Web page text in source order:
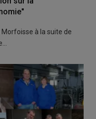
Morfoisse à la suite de